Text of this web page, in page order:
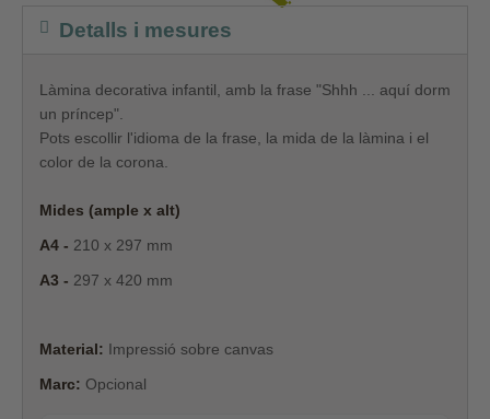
Detalls i mesures
Làmina decorativa infantil, amb la frase "Shhh ... aquí dorm
un príncep".
Pots escollir l'idioma de la frase, la mida de la làmina i el
color de la corona.
Mides (ample x alt)
A4 - 210 x 297 mm
A3 - 297 x 420 mm
Material: Impressió sobre canvas
Marc: Opcional